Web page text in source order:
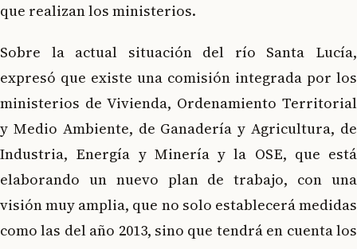
que realizan los ministerios.
Sobre la actual situación del río Santa Lucía,
expresó que existe una comisión integrada por los
ministerios de Vivienda, Ordenamiento Territorial
y Medio Ambiente, de Ganadería y Agricultura, de
Industria, Energía y Minería y la OSE, que está
elaborando un nuevo plan de trabajo, con una
visión muy amplia, que no solo establecerá medidas
como las del año 2013, sino que tendrá en cuenta los